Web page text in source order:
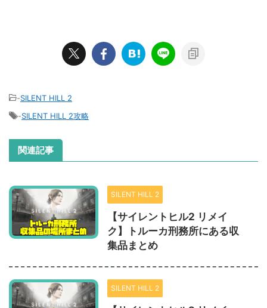
-SILENT HILL 2
-SILENT HILL 2攻略
関連記事
SILENT HILL 2
【サイレントヒル2 リメイ
ク】トルーカ刑務所にある収
集品まとめ
SILENT HILL 2